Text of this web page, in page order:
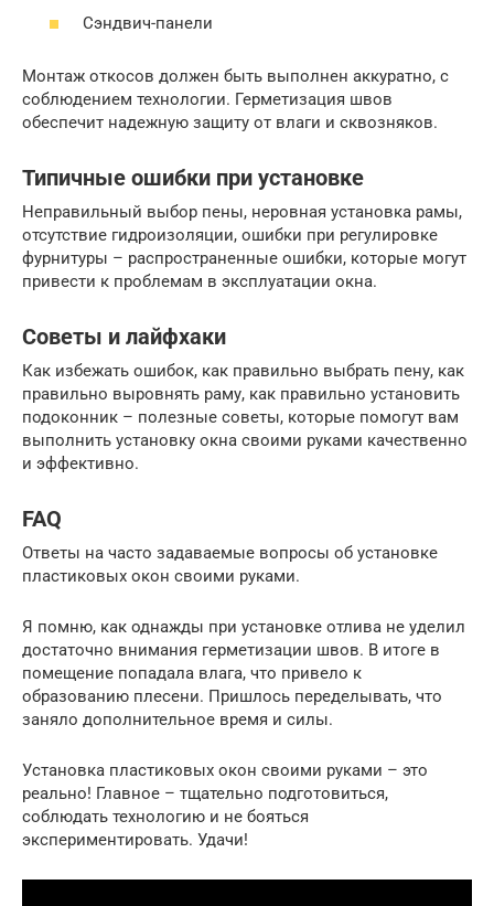
Сэндвич-панели
Монтаж откосов должен быть выполнен аккуратно, с
соблюдением технологии. Герметизация швов
обеспечит надежную защиту от влаги и сквозняков.
Типичные ошибки при установке
Неправильный выбор пены, неровная установка рамы,
отсутствие гидроизоляции, ошибки при регулировке
фурнитуры – распространенные ошибки, которые могут
привести к проблемам в эксплуатации окна.
Советы и лайфхаки
Как избежать ошибок, как правильно выбрать пену, как
правильно выровнять раму, как правильно установить
подоконник – полезные советы, которые помогут вам
выполнить установку окна своими руками качественно
и эффективно.
FAQ
Ответы на часто задаваемые вопросы об установке
пластиковых окон своими руками.
Я помню, как однажды при установке отлива не уделил
достаточно внимания герметизации швов. В итоге в
помещение попадала влага, что привело к
образованию плесени. Пришлось переделывать, что
заняло дополнительное время и силы.
Установка пластиковых окон своими руками – это
реально! Главное – тщательно подготовиться,
соблюдать технологию и не бояться
экспериментировать. Удачи!